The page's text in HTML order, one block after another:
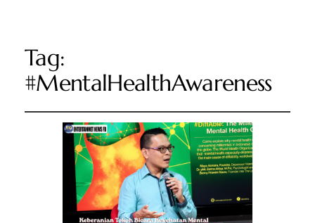
Tag:
#MentalHealthAwareness